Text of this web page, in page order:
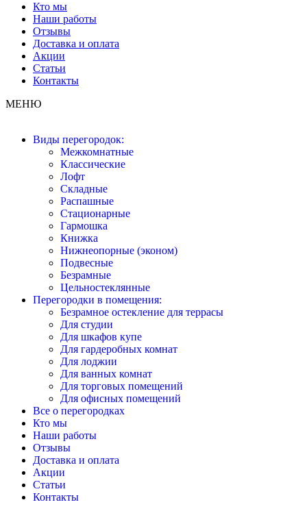
Кто мы
Наши работы
Отзывы
Доставка и оплата
Акции
Статьи
Контакты
МЕНЮ
Виды перегородок:
Межкомнатные
Классические
Лофт
Складные
Распашные
Стационарные
Гармошка
Книжка
Нижнеопорные (эконом)
Подвесные
Безрамные
Цельностеклянные
Перегородки в помещения:
Безрамное остекление для террасы
Для студии
Для шкафов купе
Для гардеробных комнат
Для лоджии
Для ванных комнат
Для торговых помещений
Для офисных помещений
Все о перегородках
Кто мы
Наши работы
Отзывы
Доставка и оплата
Акции
Статьи
Контакты